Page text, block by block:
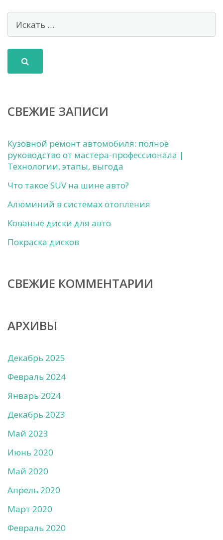
СВЕЖИЕ ЗАПИСИ
Кузовной ремонт автомобиля: полное
руководство от мастера-профессионала |
Технологии, этапы, выгода
Что такое SUV на шине авто?
Алюминий в системах отопления
Кованые диски для авто
Покраска дисков
СВЕЖИЕ КОММЕНТАРИИ
АРХИВЫ
Декабрь 2025
Февраль 2024
Январь 2024
Декабрь 2023
Май 2023
Июнь 2020
Май 2020
Апрель 2020
Март 2020
Февраль 2020